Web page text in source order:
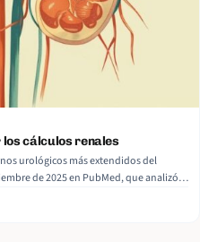
los cálculos renales
urológicos más extendidos del
de 2025 en PubMed, que analizó
estimó que la enfermedad afecta al
del… Read More